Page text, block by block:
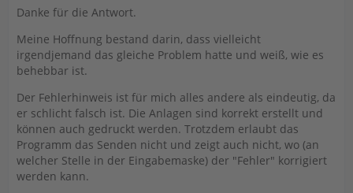
Danke für die Antwort.
Meine Hoffnung bestand darin, dass vielleicht
irgendjemand das gleiche Problem hatte und weiß, wie es
behebbar ist.
Der Fehlerhinweis ist für mich alles andere als eindeutig, da
er schlicht falsch ist. Die Anlagen sind korrekt erstellt und
können auch gedruckt werden. Trotzdem erlaubt das
Programm das Senden nicht und zeigt auch nicht, wo (an
welcher Stelle in der Eingabemaske) der "Fehler" korrigiert
werden kann.